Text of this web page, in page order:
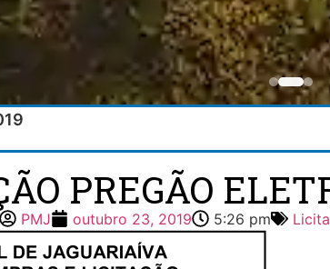
PREGÃO
PMJ outubro 23, 2019 5:26 pm